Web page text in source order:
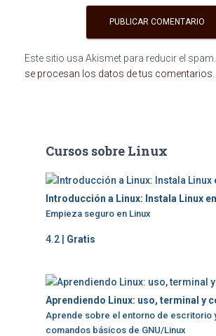
Este sitio usa Akismet para reducir el spam.
se procesan los datos de tus comentarios
Cursos sobre Linux
Introducción a Linux: Instala Linux
Empieza seguro en Linux
4.2 | Gratis
Aprendiendo Linux: uso, terminal y
Aprende sobre el entorno de escritorio
comandos básicos de GNU/Linux